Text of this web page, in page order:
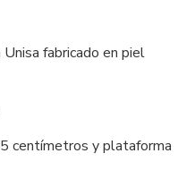
fabricado en piel
centímetros y plataforma